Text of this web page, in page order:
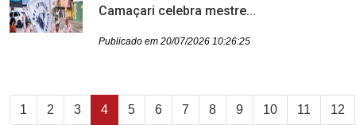
Camaçari celebra mestre...
Publicado em 20/07/2026 10:26:25
1 2 3 4 5 6 7 8 9 10 11 12